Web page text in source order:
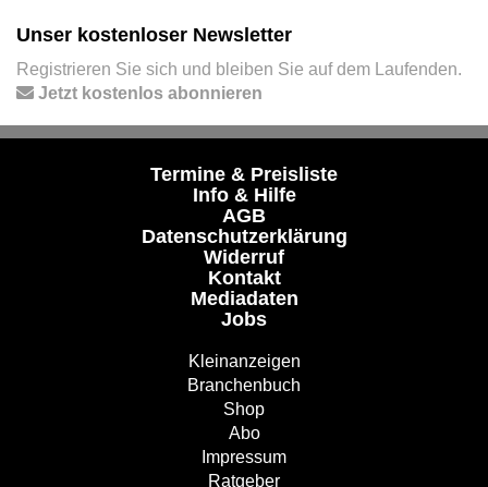
Unser kostenloser Newsletter
Registrieren Sie sich und bleiben Sie auf dem Laufenden.
Jetzt kostenlos abonnieren
Termine & Preisliste
Info & Hilfe
AGB
Datenschutzerklärung
Widerruf
Kontakt
Mediadaten
Jobs
Kleinanzeigen
Branchenbuch
Shop
Abo
Impressum
Ratgeber